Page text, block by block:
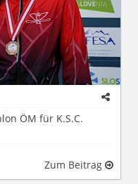
ÖM für K.S.C.
Zum Beitrag